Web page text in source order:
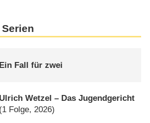
Ein Fall für zwei
Ulrich Wetzel – Das Jugendgericht
(1 Folge, 2026)